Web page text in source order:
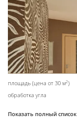
площадь (цена от 30 м2)
обработка угла
Показать полный список